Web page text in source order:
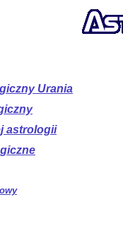
Urania
astrologii